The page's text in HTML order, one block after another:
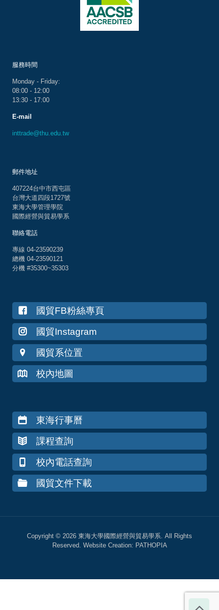
服務時間
Monday - Friday:
08:00 - 12:00
13:30 - 17:00
E-mail
inttrade@thu.edu.tw
郵件地址
407224台中市西屯區
台灣大道四段1727號
東海大學管理學院
國際經營與貿易學系
聯絡電話
專線 04-23590239
總機 04-23590121
分機 #35300~35303
國貿FB粉絲專頁
國貿Instagram
國貿系位置
校內地圖
東海行事曆
課程查詢
校內電話查詢
國貿文件下載
Copyright © 2026 東海大學國際經營與貿易學系. All Rights
Reserved. Website Creation: PATHOPIA